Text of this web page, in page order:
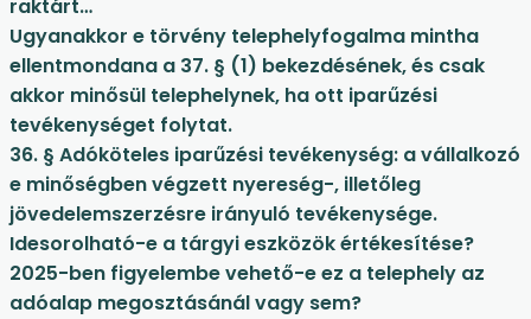
raktárt…
Ugyanakkor e törvény telephelyfogalma mintha
ellentmondana a 37. § (1) bekezdésének, és csak
akkor minősül telephelynek, ha ott iparűzési
tevékenységet folytat.
36. § Adóköteles iparűzési tevékenység: a vállalkozó
e minőségben végzett nyereség-, illetőleg
jövedelemszerzésre irányuló tevékenysége.
Idesorolható-e a tárgyi eszközök értékesítése?
2025-ben figyelembe vehető-e ez a telephely az
adóalap megosztásánál vagy sem?